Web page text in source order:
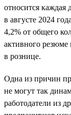
относится каждая
в августе 2024
4,2% от общего
активного резюме
в рознице.
Одна из причин
не могут так
работодатели из